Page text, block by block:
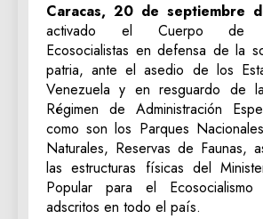
Caracas, 20 de septiembre
activado el Cuerpo de
Ecosocialistas en defensa de la
patria, ante el asedio de los
Venezuela y en resguardo de
Régimen de Administración
como son los Parques
Naturales, Reservas de Faunas,
las estructuras físicas del
Popular para el
adscritos en todo el país.